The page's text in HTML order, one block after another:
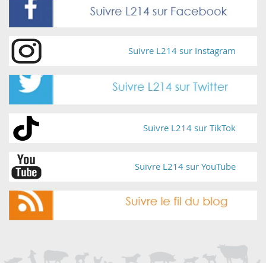
Suivre L214 sur Instagram
Suivre L214 sur TikTok
Suivre L214 sur YouTube